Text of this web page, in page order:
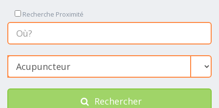
Recherche Proximité
Rechercher